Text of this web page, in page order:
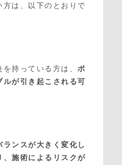
は、以下のとおりで
持っている方は、 ポ
が引き起こされる可
ランスが大きく変化し
、施術によるリスクが